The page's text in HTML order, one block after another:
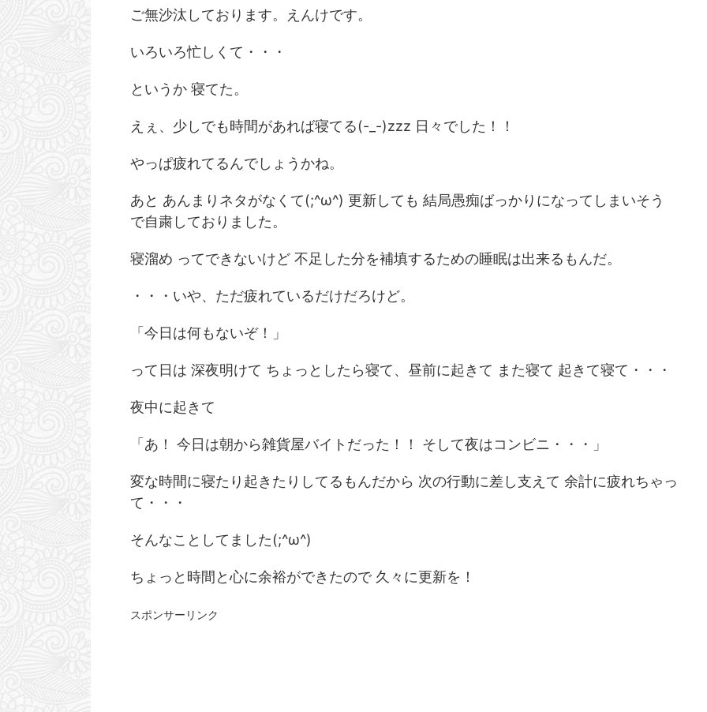
ご無沙汰しております。えんけです。
いろいろ忙しくて・・・
というか 寝てた。
えぇ、少しでも時間があれば寝てる(-_-)zzz 日々でした！！
やっぱ疲れてるんでしょうかね。
あと あんまりネタがなくて(;^ω^) 更新しても 結局愚痴ばっかりになってしまいそう
で自粛しておりました。
寝溜め ってできないけど 不足した分を補填するための睡眠は出来るもんだ。
・・・いや、ただ疲れているだけだろけど。
「今日は何もないぞ！」
って日は 深夜明けて ちょっとしたら寝て、昼前に起きて また寝て 起きて寝て・・・
夜中に起きて
「あ！ 今日は朝から雑貨屋バイトだった！！ そして夜はコンビニ・・・」
変な時間に寝たり起きたりしてるもんだから 次の行動に差し支えて 余計に疲れちゃっ
て・・・
そんなことしてました(;^ω^)
ちょっと時間と心に余裕ができたので 久々に更新を！
スポンサーリンク